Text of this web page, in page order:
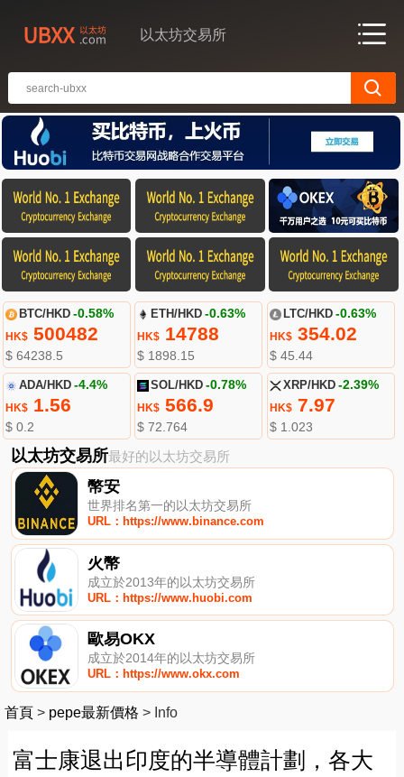
以太坊交易所
BTC/HKD -0.58%
HK$500482
$ 64238.5
ETH/HKD -0.63%
HK$ 14788
$ 1898.15
LTC/HKD -0.63%
HK$354.02
$ 45.44
ADA/HKD -4.4%
HK$1.56
$ 0.2
SOL/HKD -0.78%
HK$ 566.9
$ 72.764
XRP/HKD -2.39%
HK$7.97
$ 1.023
以太坊交易所最好的以太坊交易所
幣安
世界排名第一的以太坊交易所
URL：https://www.binance.com
火幣
成立於2013年的以太坊交易所
URL：https://www.huobi.com
歐易OKX
成立於2014年的以太坊交易所
URL：https://www.okx.com
首頁 > pepe最新價格 > Info
富士康退出印度的半導體計劃，各大